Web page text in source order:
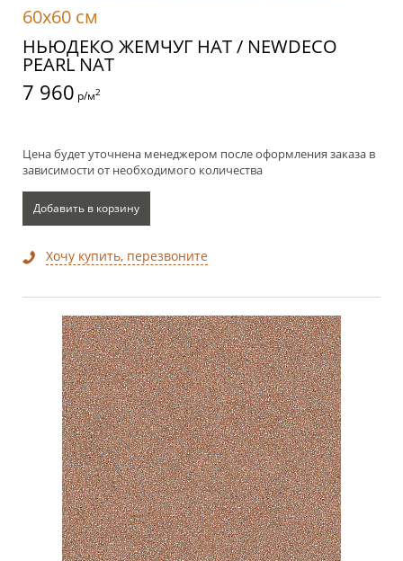
60x60 см
НЬЮДЕКО ЖЕМЧУГ НАТ / NEWDECO
PEARL NAT
7 960 р/м2
Цена будет уточнена менеджером после оформления заказа в
зависимости от необходимого количества
Добавить в корзину
Хочу купить, перезвоните